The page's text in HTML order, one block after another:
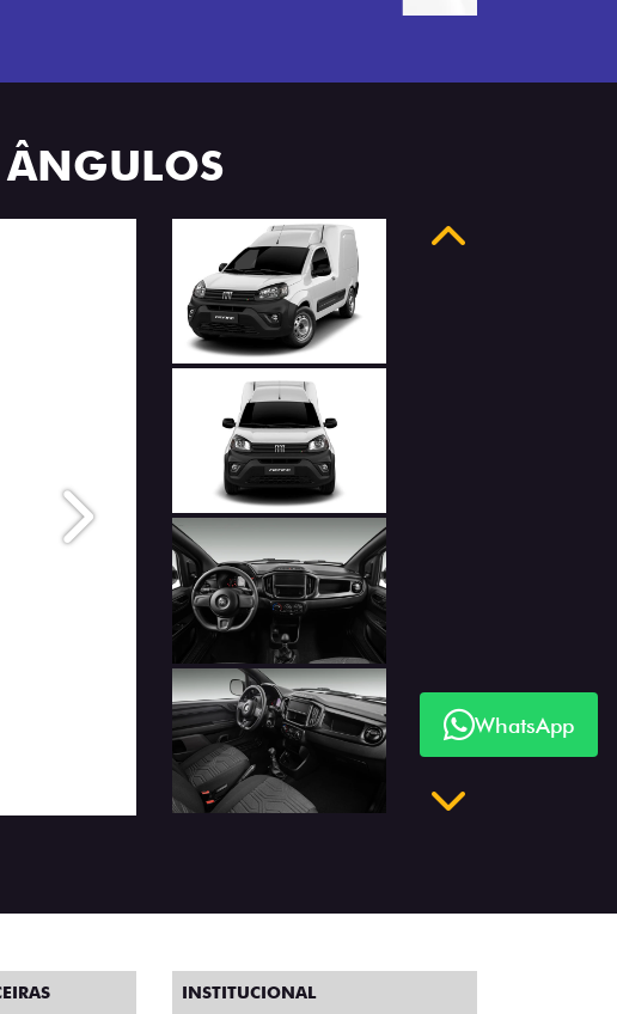
ÂNGULOS
Próximo
Anterior
WhatsApp
INSTITUCIONAL